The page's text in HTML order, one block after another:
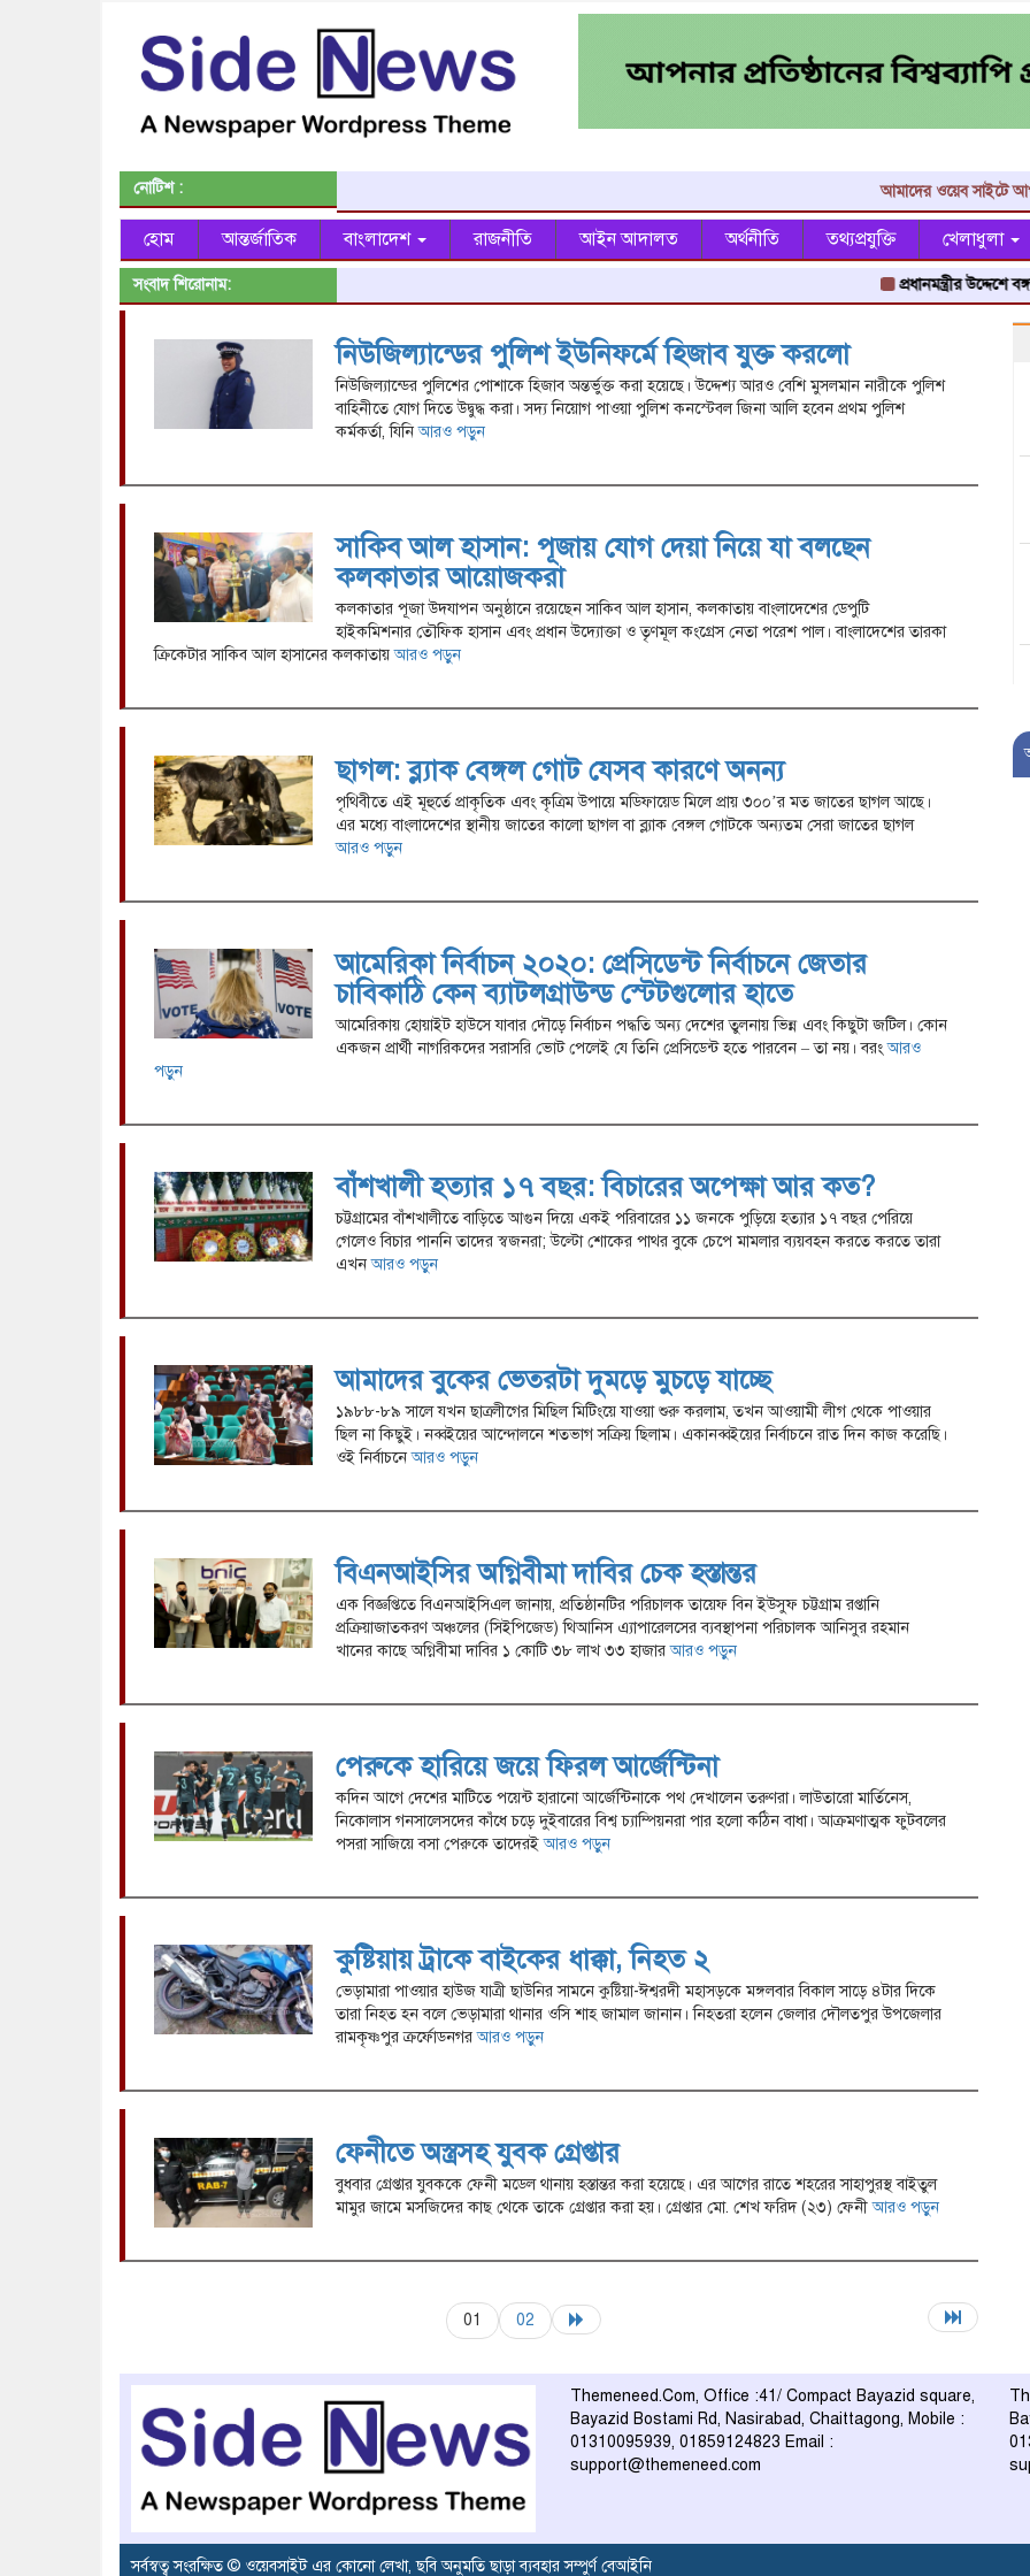
নোটিশ : আমাদের ওয়েব সাইটে
হোম আন্তর্জাতিক বাংলাদেশ রাজনীতি আইন আদালত অর্থনীতি তথ্যপ্রযুক্তি খেলাধুলা
সংবাদ শিরোনাম: প্রধানমন্ত্রীর উদ্দেশে
নিউজিল্যান্ডের পুলিশ ইউনিফর্মে হিজাব যুক্ত করলো
নিউজিল্যান্ডের পুলিশের পোশাকে হিজাব অন্তর্ভুক্ত করা হয়েছে। উদ্দেশ্য আরও বেশি মুসলমান নারীকে পুলিশ
বাহিনীতে যোগ দিতে উদ্বুদ্ধ করা। সদ্য নিয়োগ পাওয়া পুলিশ কনস্টেবল জিনা আলি হবেন প্রথম পুলিশ
কর্মকর্তা, যিনিআরও পড়ুন
সাকিব আল হাসান: পূজায় যোগ দেয়া নিয়ে যা বলছেন
কলকাতার আয়োজকরা
কলকাতার পূজা উদযাপন অনুষ্ঠানে রয়েছেন সাকিব আল হাসান, কলকাতায় বাংলাদেশের ডেপুটি
হাইকমিশনার তৌফিক হাসান এবং প্রধান উদ্যোক্তা ও তৃণমূল কংগ্রেস নেতা পরেশ পাল। বাংলাদেশের তারকা
ক্রিকেটার সাকিব আল হাসানের কলকাতায়আরও পড়ুন
ছাগল: ব্ল্যাক বেঙ্গল গোট যেসব কারণে অনন্য
পৃথিবীতে এই মূহুর্তে প্রাকৃতিক এবং কৃত্রিম উপায়ে মডিফায়েড মিলে প্রায় ৩০০’র মত জাতের ছাগল আছে।
এর মধ্যে বাংলাদেশের স্থানীয় জাতের কালো ছাগল বা ব্ল্যাক বেঙ্গল গোটকে অন্যতম সেরা জাতের ছাগল
আরও পড়ুন
আমেরিকা নির্বাচন ২০২০: প্রেসিডেন্ট নির্বাচনে জেতার
চাবিকাঠি কেন ব্যাটলগ্রাউন্ড স্টেটগুলোর হাতে
আমেরিকায় হোয়াইট হাউসে যাবার দৌড়ে নির্বাচন পদ্ধতি অন্য দেশের তুলনায় ভিন্ন এবং কিছুটা জটিল। কোন
একজন প্রার্থী নাগরিকদের সরাসরি ভোট পেলেই যে তিনি প্রেসিডেন্ট হতে পারবেন – তা নয়। বরংআরও
পড়ুন
বাঁশখালী হত্যার ১৭ বছর: বিচারের অপেক্ষা আর কত?
চট্টগ্রামের বাঁশখালীতে বাড়িতে আগুন দিয়ে একই পরিবারের ১১ জনকে পুড়িয়ে হত্যার ১৭ বছর পেরিয়ে
গেলেও বিচার পাননি তাদের স্বজনরা; উল্টো শোকের পাথর বুকে চেপে মামলার ব্যয়বহন করতে করতে তারা
এখনআরও পড়ুন
আমাদের বুকের ভেতরটা দুমড়ে মুচড়ে যাচ্ছে
১৯৮৮-৮৯ সালে যখন ছাত্রলীগের মিছিল মিটিংয়ে যাওয়া শুরু করলাম, তখন আওয়ামী লীগ থেকে পাওয়ার
ছিল না কিছুই। নব্বইয়ের আন্দোলনে শতভাগ সক্রিয় ছিলাম। একানব্বইয়ের নির্বাচনে রাত দিন কাজ করেছি।
ওই নির্বাচনেআরও পড়ুন
বিএনআইসির অগ্নিবীমা দাবির চেক হস্তান্তর
এক বিজ্ঞপ্তিতে বিএনআইসিএল জানায়, প্রতিষ্ঠানটির পরিচালক তায়েফ বিন ইউসুফ চট্টগ্রাম রপ্তানি
প্রক্রিয়াজাতকরণ অঞ্চলের (সিইপিজেড) থিআনিস এ্যাপারেলসের ব্যবস্থাপনা পরিচালক আনিসুর রহমান
খানের কাছে অগ্নিবীমা দাবির ১ কোটি ৩৮ লাখ ৩৩ হাজারআরও পড়ুন
পেরুকে হারিয়ে জয়ে ফিরল আর্জেন্টিনা
কদিন আগে দেশের মাটিতে পয়েন্ট হারানো আর্জেন্টিনাকে পথ দেখালেন তরুণরা। লাউতারো মার্তিনেস,
নিকোলাস গনসালেসদের কাঁধে চড়ে দুইবারের বিশ্ব চ্যাম্পিয়নরা পার হলো কঠিন বাধা। আক্রমণাত্মক ফুটবলের
পসরা সাজিয়ে বসা পেরুকে তাদেরইআরও পড়ুন
কুষ্টিয়ায় ট্রাকে বাইকের ধাক্কা, নিহত ২
ভেড়ামারা পাওয়ার হাউজ যাত্রী ছাউনির সামনে কুষ্টিয়া-ঈশ্বরদী মহাসড়কে মঙ্গলবার বিকাল সাড়ে ৪টার দিকে
তারা নিহত হন বলে ভেড়ামারা থানার ওসি শাহ জামাল জানান। নিহতরা হলেন জেলার দৌলতপুর উপজেলার
রামকৃষ্ণপুর ক্রর্ফোডনগরআরও পড়ুন
ফেনীতে অস্ত্রসহ যুবক গ্রেপ্তার
বুধবার গ্রেপ্তার যুবককে ফেনী মডেল থানায় হস্তান্তর করা হয়েছে। এর আগের রাতে শহরের সাহাপুরস্থ বাইতুল
মামুর জামে মসজিদের কাছ থেকে তাকে গ্রেপ্তার করা হয়। গ্রেপ্তার মো. শেখ ফরিদ (২৩) ফেনীআরও পড়ুন
01 02
Themeneed.Com, Office :41/ Compact Bayazid square,
Bayazid Bostami Rd, Nasirabad, Chaittagong, Mobile :
01310095939, 01859124823 Email :
support@themeneed.com
সর্বস্বত্ব সংরক্ষিত © ওয়েবসাইট এর কোনো লেখা, ছবি অনুমতি ছাড়া ব্যবহার সম্পুর্ণ বেআইনি